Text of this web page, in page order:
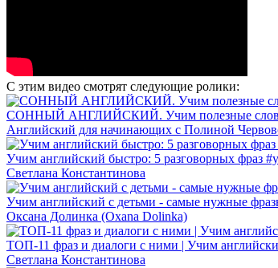
С этим видео смотрят следующие ролики:
СОННЫЙ АНГЛИЙСКИЙ. Учим полезные слова
Английский для начинающих с Полиной
Учим английский быстро: 5 разговорных фраз
Светлана Константинова
Учим английский с детьми - самые нужные
Оксана Долинка (Oxana Dolinka)
ТОП-11 фраз и диалоги с ними | Учим
Светлана Константинова